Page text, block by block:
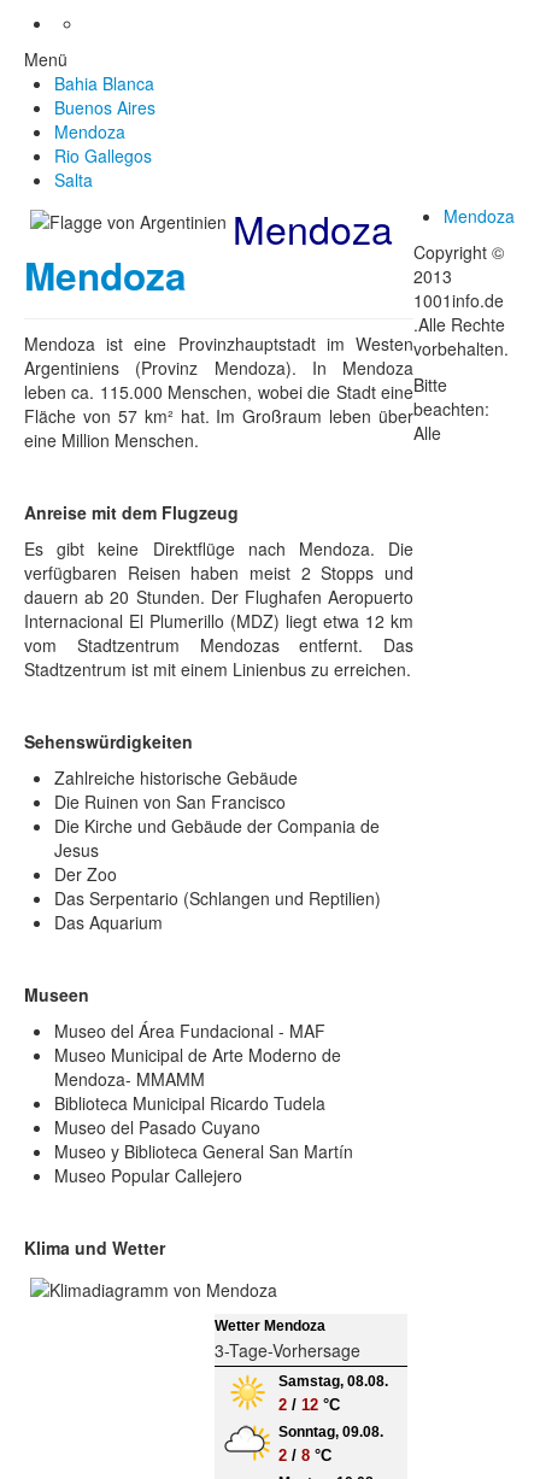
Menü
Bahia Blanca
Buenos Aires
Mendoza
Rio Gallegos
Salta
Mendoza
Mendoza
Mendoza ist eine Provinzhauptstadt im Westen
Argentiniens (Provinz Mendoza). In Mendoza
leben ca. 115.000 Menschen, wobei die Stadt eine
Fläche von 57 km² hat. Im Großraum leben über
eine Million Menschen.
Anreise mit dem Flugzeug
Es gibt keine Direktflüge nach Mendoza. Die
verfügbaren Reisen haben meist 2 Stopps und
dauern ab 20 Stunden. Der Flughafen Aeropuerto
Internacional El Plumerillo (MDZ) liegt etwa 12 km
vom Stadtzentrum Mendozas entfernt. Das
Stadtzentrum ist mit einem Linienbus zu erreichen.
Sehenswürdigkeiten
Zahlreiche historische Gebäude
Die Ruinen von San Francisco
Die Kirche und Gebäude der Compania de
Jesus
Der Zoo
Das Serpentario (Schlangen und Reptilien)
Das Aquarium
Museen
Museo del Área Fundacional - MAF
Museo Municipal de Arte Moderno de
Mendoza- MMAMM
Biblioteca Municipal Ricardo Tudela
Museo del Pasado Cuyano
Museo y Biblioteca General San Martín
Museo Popular Callejero
Klima und Wetter
Wetter Mendoza
3-Tage-Vorhersage
Samstag, 08.08.
2 /12 °C
Sonntag, 09.08.
2 /8 °C
Mendoza
Copyright ©
2013
1001info.de
.Alle Rechte
vorbehalten.
Bitte
beachten:
Alle